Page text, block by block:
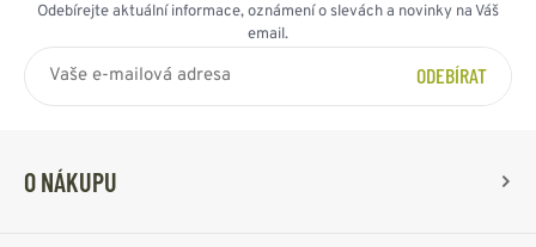
Odebírejte aktuální informace, oznámení o slevách a novinky na Váš
email.
ODEBÍRAT
O NÁKUPU